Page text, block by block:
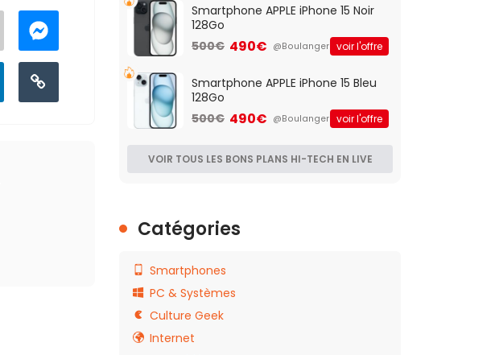
Smartphone APPLE iPhone 15 Noir
128Go
500€ 490€ @Boulanger voir l'offre
Smartphone APPLE iPhone 15 Bleu
128Go
500€ 490€ @Boulanger voir l'offre
VOIR TOUS LES BONS PLANS HI-TECH EN LIVE
Catégories
Smartphones
PC & Systèmes
Culture Geek
Internet